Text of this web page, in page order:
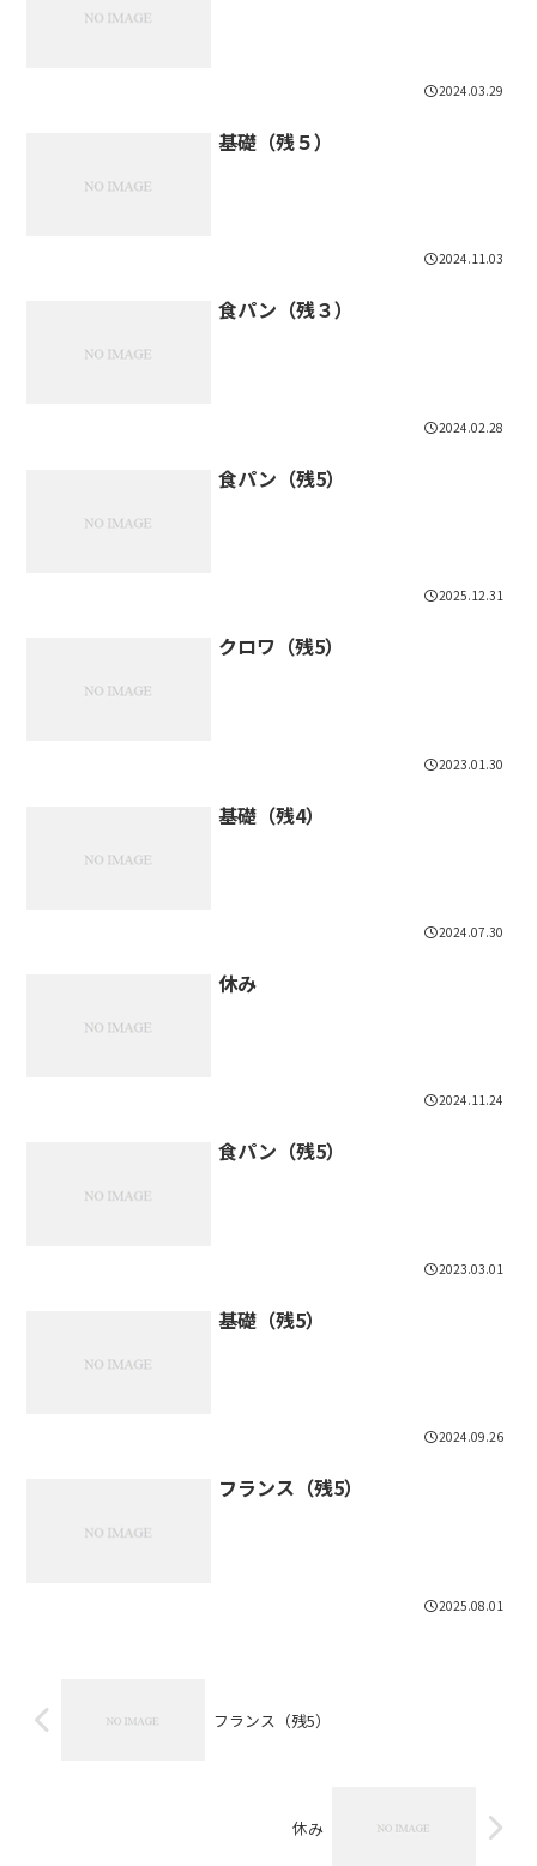
2024.03.29
基礎（残５）
2024.11.03
食パン（残３）
2024.02.28
食パン（残5）
2025.12.31
クロワ（残5）
2023.01.30
基礎（残4）
2024.07.30
休み
2024.11.24
食パン（残5）
2023.03.01
基礎（残5）
2024.09.26
フランス（残5）
2025.08.01
フランス（残5）
休み